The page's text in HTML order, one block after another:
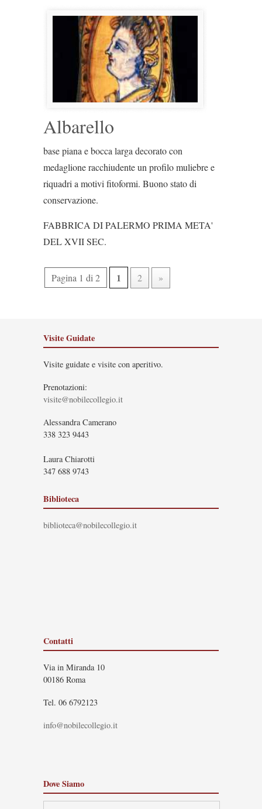
Albarello
base piana e bocca larga decorato con
medaglione racchiudente un profilo muliebre e
riquadri a motivi fitoformi. Buono stato di
conservazione.
FABBRICA DI PALERMO PRIMA META'
DEL XVII SEC.
Pagina 1 di 2 1 2 »
Visite Guidate
Visite guidate e visite con aperitivo.
Prenotazioni:
visite@nobilecollegio.it
Alessandra Camerano
338 323 9443
Laura Chiarotti
347 688 9743
Biblioteca
biblioteca@nobilecollegio.it
Contatti
Via in Miranda 10
00186 Roma
Tel. 06 6792123
info@nobilecollegio.it
Dove Siamo